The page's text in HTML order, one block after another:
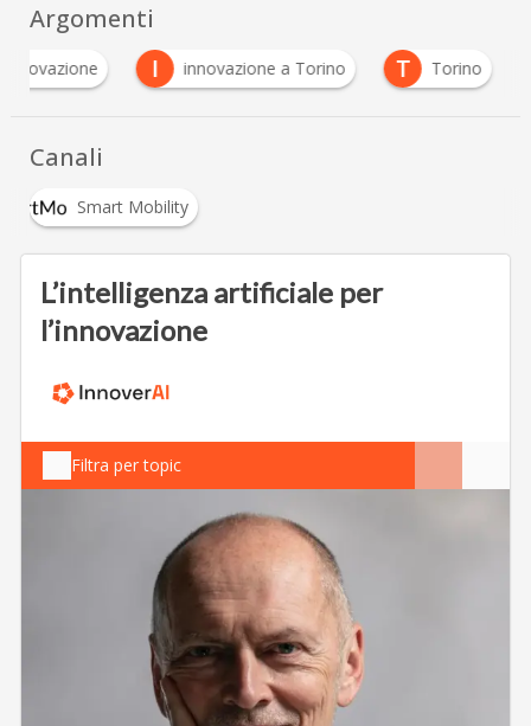
Argomenti
Innovazione I innovazione a Torino T Torino
Canali
Smart Mobility
L’intelligenza artificiale per
l’innovazione
Filtra per topic